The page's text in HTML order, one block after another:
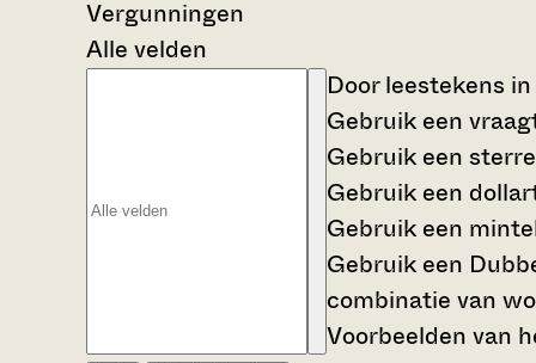
Vergunningen
Alle velden
Door leestekens
Gebruik een
Gebruik een
Gebruik een
Gebruik een
Gebruik een
combinatie van
Voorbeelden van